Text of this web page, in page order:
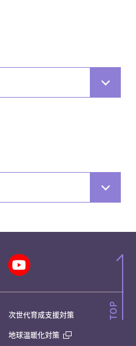
次世代育成支援対策
地球温暖化対策